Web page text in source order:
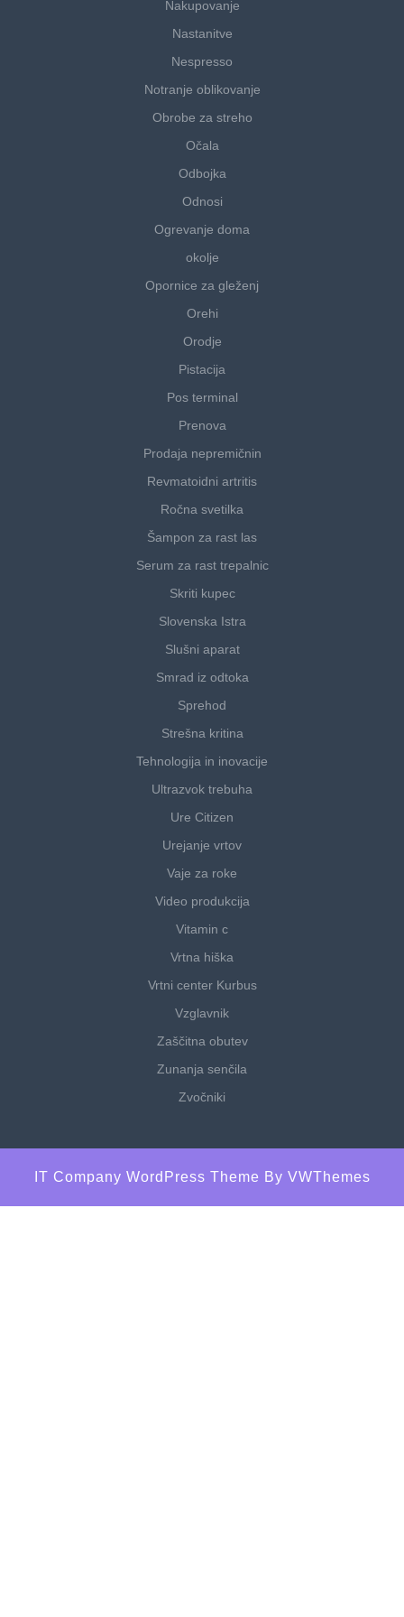
Nakupovanje
Nastanitve
Nespresso
Notranje oblikovanje
Obrobe za streho
Očala
Odbojka
Odnosi
Ogrevanje doma
okolje
Opornice za gleženj
Orehi
Orodje
Pistacija
Pos terminal
Prenova
Prodaja nepremičnin
Revmatoidni artritis
Ročna svetilka
Šampon za rast las
Serum za rast trepalnic
Skriti kupec
Slovenska Istra
Slušni aparat
Smrad iz odtoka
Sprehod
Strešna kritina
Tehnologija in inovacije
Ultrazvok trebuha
Ure Citizen
Urejanje vrtov
Vaje za roke
Video produkcija
Vitamin c
Vrtna hiška
Vrtni center Kurbus
Vzglavnik
Zaščitna obutev
Zunanja senčila
Zvočniki
IT Company WordPress Theme By VWThemes